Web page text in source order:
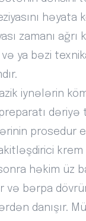
həyata
zamanı ağrı
və ya bəzi
iynələrin
dəriyə
prosedur
krem
həkim üz
və bərpa
danışır.